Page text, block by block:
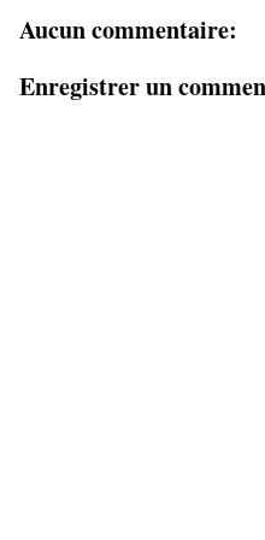
Aucun commentaire:
Enregistrer un